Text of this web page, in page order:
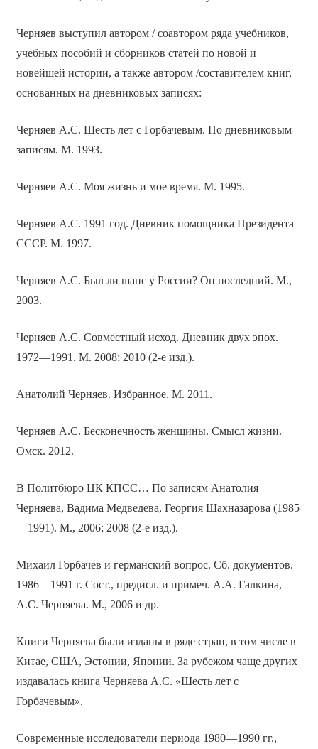
Черняев выступил автором / соавтором ряда учебников,
учебных пособий и сборников статей по новой и
новейшей истории, а также автором /составителем книг,
основанных на дневниковых записях:
Черняев А.С. Шесть лет с Горбачевым. По дневниковым
записям. М. 1993.
Черняев А.С. Моя жизнь и мое время. М. 1995.
Черняев А.С. 1991 год. Дневник помощника Президента
СССР. М. 1997.
Черняев А.С. Был ли шанс у России? Он последний. М.,
2003.
Черняев А.С. Совместный исход. Дневник двух эпох.
1972—1991. М. 2008; 2010 (2-е изд.).
Анатолий Черняев. Избранное. М. 2011.
Черняев А.С. Бесконечность женщины. Смысл жизни.
Омск. 2012.
В Политбюро ЦК КПСС… По записям Анатолия
Черняева, Вадима Медведева, Георгия Шахназарова (1985
—1991). М., 2006; 2008 (2-е изд.).
Михаил Горбачев и германский вопрос. Сб. документов.
1986 – 1991 г. Сост., предисл. и примеч. А.А. Галкина,
А.С. Черняева. М., 2006 и др.
Книги Черняева были изданы в ряде стран, в том числе в
Китае, США, Эстонии, Японии. За рубежом чаще других
издавалась книга Черняева А.С. «Шесть лет с
Горбачевым».
Современные исследователи периода 1980—1990 гг.,